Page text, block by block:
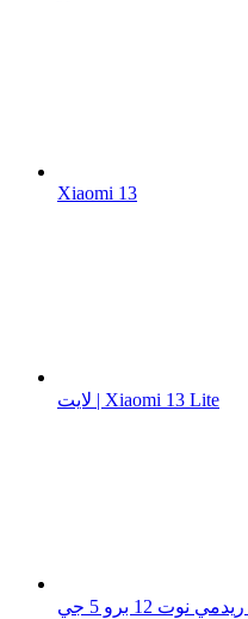
Xiaomi 13
لايت | Xiaomi 13 Lite